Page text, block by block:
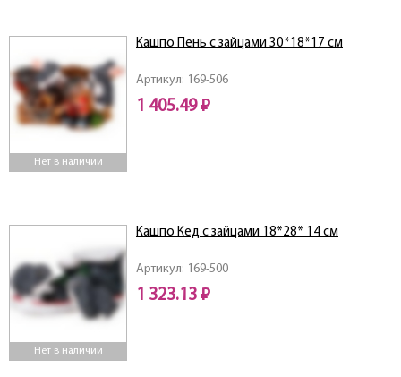
Нет в наличии
Артикул: 169-506
Кашпо Пень с зайцами 30*18*17 см
1 405.49 ₽
Нет в наличии
Артикул: 169-500
Кашпо Кед с зайцами 18*28* 14 см
1 323.13 ₽